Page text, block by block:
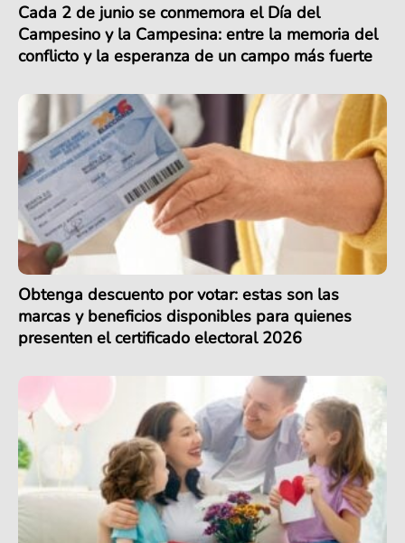
Cada 2 de junio se conmemora el Día del
Campesino y la Campesina: entre la memoria del
conflicto y la esperanza de un campo más fuerte
Obtenga descuento por votar: estas son las
marcas y beneficios disponibles para quienes
presenten el certificado electoral 2026